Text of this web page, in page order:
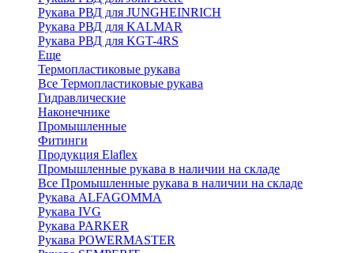
Рукава РВД для JUNGHEINRICH
Рукава РВД для KALMAR
Рукава РВД для KGT-4RS
Еще
Термопластиковые рукава
Все Термопластиковые рукава
Гидравлические
Наконечнике
Промышленные
Фитинги
Продукция Elaflex
Промышленные рукава в наличии на складе
Все Промышленные рукава в наличии на складе
Рукава ALFAGOMMA
Рукава IVG
Рукава PARKER
Рукава POWERMASTER